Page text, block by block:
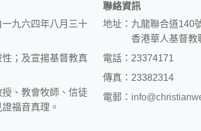
九六四年八月三十
；及宣揚基督教真
、教會牧師、信徒
福音真理。
聯絡資訊
地址：九龍聯合道140
香港華人基督教
電話：23374171
傳真：23382314
電郵：